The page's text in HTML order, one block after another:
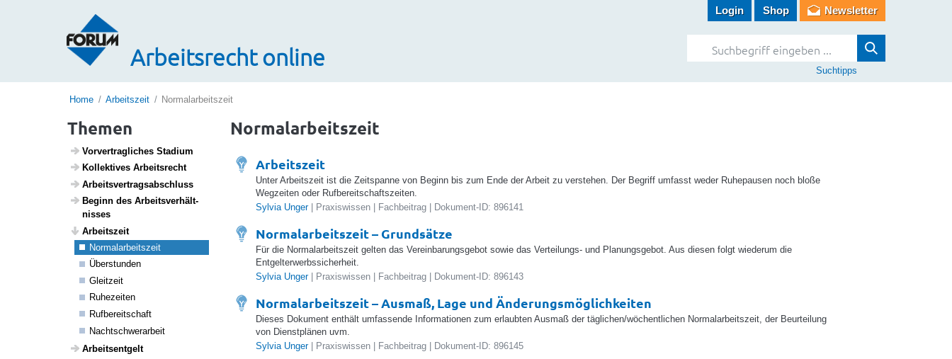
Arbeitsrecht online
Login Shop Newsletter
Suchtipps
Home Arbeitszeit Normalarbeitszeit
Themen
Vorver­trag­li­ches Stadium
Kollek­tives Arbeits­recht
Arbeits­ver­trags­ab­schluss
Beginn des Arbeits­ver­hält­
nisses
Arbeits­zeit
Norma­l­a­r­beits­zeit
Über­stunden
Gleit­zeit
Ruhe­zeiten
Rufbe­reit­schaft
Nacht­schwer­a­r­beit
Arbeits­ent­gelt
Normalarbeitszeit
Arbeitszeit
Unter Arbeitszeit ist die Zeitspanne von Beginn bis zum Ende der Arbeit zu verstehen. Der Begriff umfasst weder Ruhepausen noch bloße
Wegzeiten oder Rufbereitschaftszeiten.
Sylvia Unger| Praxiswissen | Fachbeitrag | Dokument-ID: 896141
Normalarbeitszeit – Grundsätze
Für die Normalarbeitszeit gelten das Vereinbarungsgebot sowie das Verteilungs- und Planungsgebot. Aus diesen folgt wiederum die
Entgelterwerbssicherheit.
Sylvia Unger| Praxiswissen | Fachbeitrag | Dokument-ID: 896143
Normalarbeitszeit – Ausmaß, Lage und Änderungsmöglichkeiten
Dieses Dokument enthält umfassende Informationen zum erlaubten Ausmaß der täglichen/wöchentlichen Normalarbeitszeit, der Beurteilung
von Dienstplänen uvm.
Sylvia Unger| Praxiswissen | Fachbeitrag | Dokument-ID: 896145